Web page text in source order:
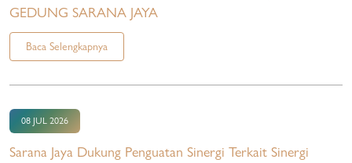
GEDUNG SARANA JAYA
Baca Selengkapnya
08 JUL 2026
Sarana Jaya Dukung Penguatan Sinergi Terkait Sinergi